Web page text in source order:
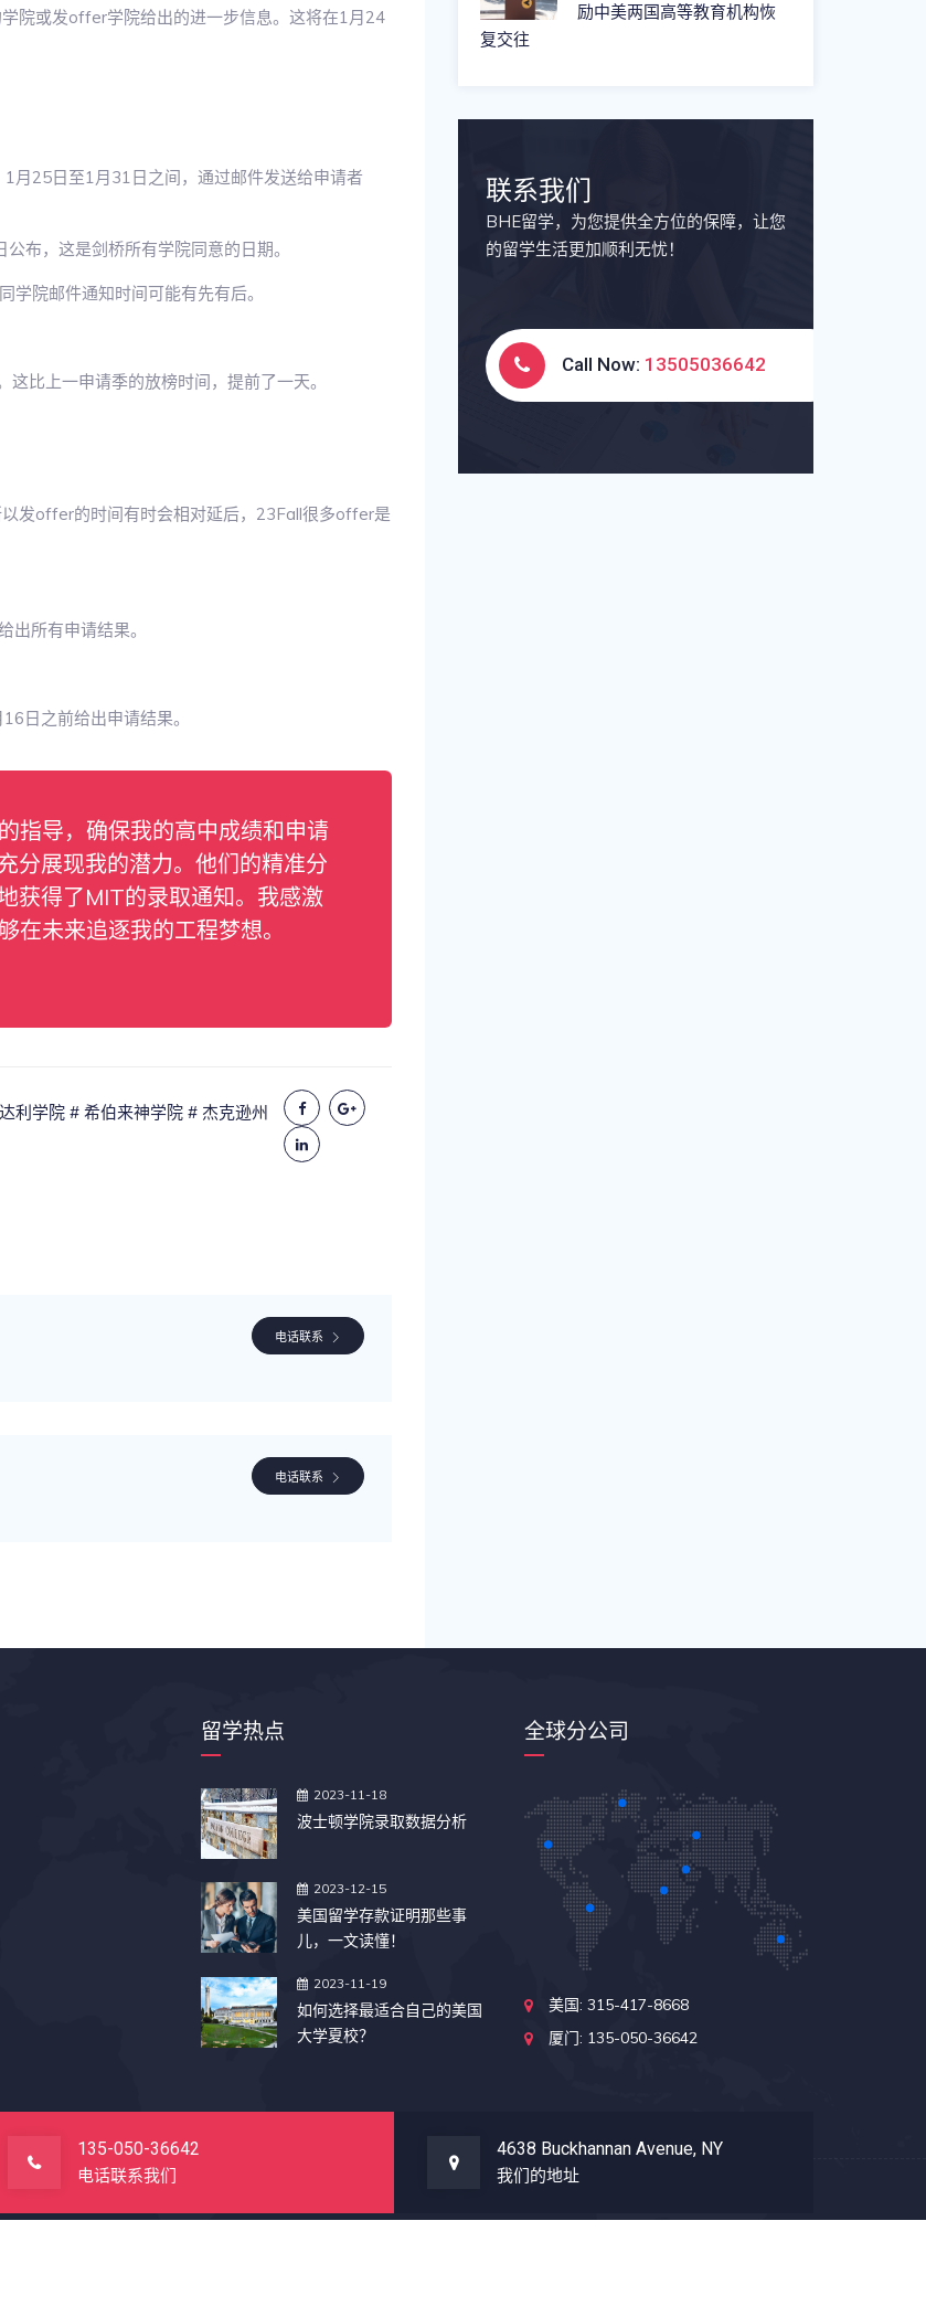
院或发offer学院给出的进一步信息。这将在1月24
月25日至1月31日之间，通过邮件发送给申请者
布，这是剑桥所有学院同意的日期。
院邮件通知时间可能有先有后。
比上一申请季的放榜时间，提前了一天。
发offer的时间有时会相对延后，23Fall很多offer是
所有申请结果。
日之前给出申请结果。
指导，确保我的高中成绩和申请
分展现我的潜力。他们的精准分
获得了MIT的录取通知。我感激
在未来追逐我的工程梦想。
利学院 # 希伯来神学院 # 杰克逊州
电话联系
电话联系
励中美两国高等教育机构恢
复交往
联系我们
BHE留学，为您提供全方位的保障，让您
的留学生活更加顺利无忧！
Call Now: 13505036642
留学热点
2023-11-18
波士顿学院录取数据分析
2023-12-15
美国留学存款证明那些事
儿，一文读懂！
2023-11-19
如何选择最适合自己的美国
大学夏校？
全球分公司
美国: 315-417-8668
厦门: 135-050-36642
135-050-36642
电话联系我们
4638 Buckhannan Avenue, NY
我们的地址